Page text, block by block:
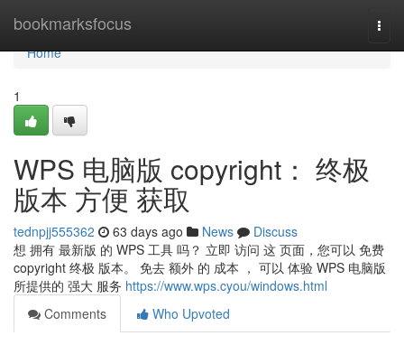
bookmarksfocus
Home
Home
1
WPS 电脑版 copyright： 终极
版本 方便 获取
tednpjj555362 63 days ago News
Discuss
想 拥有 最新版 的 WPS 工具 吗？ 立即 访问 这 页面，您可以 免费
copyright 终极 版本。 免去 额外 的 成本 ， 可以 体验 WPS 电脑版
所提供的 强大 服务 https://www.wps.cyou/windows.html
Comments
Who Upvoted